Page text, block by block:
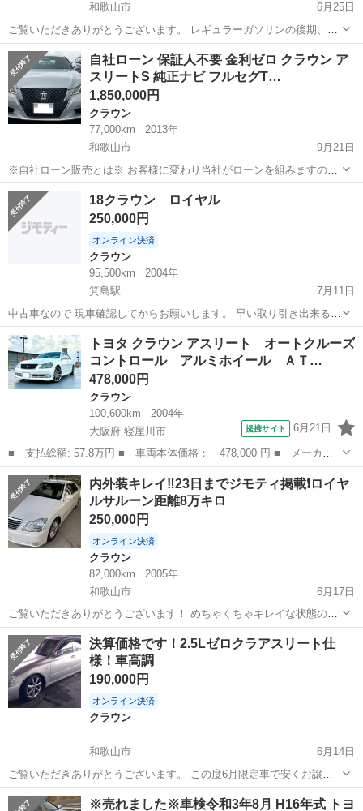
和歌山市
6月25日
ご覧いただきありがとうございます。 レギュラーガソリンの後期、充
実した装備。 欲しいクルマが見つかり、緊急値下げします！ このお値
段ならお値打ちだと思います❗️ 普段は、屋根付きガレージで保管し、た
まに乗るようにしていま...
和歌山 和歌山市 クラウン アスリート
自社ローン 保証人不要 金利ゼロ クラウン ア
スリートS 純正ナビ フルセグT…
1,850,000円
クラウン
77,000km
2013年
和歌山市
9月21日
※自社ローン販売とは※ お客様に変わり当社がローンを組みますの
で、今まで経歴の為ローンが通らなかったお客様や収入が不安定な為
ローンが通らなかったお客様など様々な方に安心してご利用頂けるサ
ービスになっております。 審査...
和歌山 クラウン ローン
18クラウン ロイヤル
250,000円
オンライン決済
クラウン
95,500km
2004年
箕島駅
7月11日
中古車なので 現車確認してからお願いします。 早い取り引き出来る方
値引きあり。 車検残り長いです。
和歌山 有田市 箕島駅 クラウン ロイヤル
トヨタ クラウン アスリート オートクルーズ
コントロール アルミホイール ＡＴ…
478,000円
クラウン
100,600km
2004年
大阪府 寝屋川市
提携サイト 6月21日
■ 支払総額: 57.8万円 ■ 車両本体価格： 478,000 円 ■ メーカー
名： トヨタ ■ 車種名： クラウン ■ グレード名： アスリー
ト オートクルーズコントロール アルミホイール ＡＴ スマート
キー 電動格納...
大阪 寝屋川市 クラウン
内外装キレイ‼️23日までジモティ掲載❗️ロイヤ
ルサルーン距離8万キロ
250,000円
オンライン決済
クラウン
82,000km
2005年
和歌山市
6月17日
ご覧いただきありがとうございます！ めちゃくちゃキレイな状態のゼ
ロクラ入庫しました❗️ 以下の案内でご確認いただきエントリーされてく
ださい❣️ ⭕️平成17年式 車検は、4年11月まであります。 💮僅かに車
高は下げてますが...
和歌山 和歌山市 クラウン ロイヤル
決算価格です！2.5Lゼロクラアスリート仕
様！車高調
190,000円
オンライン決済
クラウン
和歌山市
6月14日
ご覧いただきありがとうございます。 この度6月限定車で安くお譲り
します。 下記の記事をよくご覧いただき現車確認などを お願いしま
す。 なお、分割はしておりません。 ⭕️平成16年式ロイヤルサルーン
和歌山 和歌山市 クラウン 走行距離
※売れました※車検令和3年8月 H16年式 トヨ